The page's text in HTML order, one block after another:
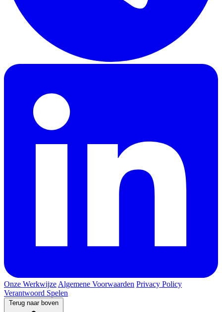
Onze Werkwijze Algemene Voorwaarden Privacy Policy
Verantwoord Spelen
Terug naar boven